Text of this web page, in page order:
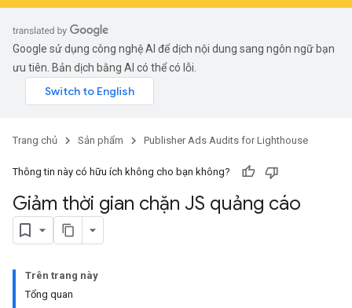
Google sử dụng công nghệ AI để dịch nội dung sang ngôn ngữ bạn
ưu tiên. Bản dịch bằng AI có thể có lỗi.
Trang chủ Sản phẩm Publisher Ads Audits for Lighthouse
Thông tin này có hữu ích không cho bạn không?
Giảm thời gian chặn JS quảng cáo
Trên trang này
Tổng quan